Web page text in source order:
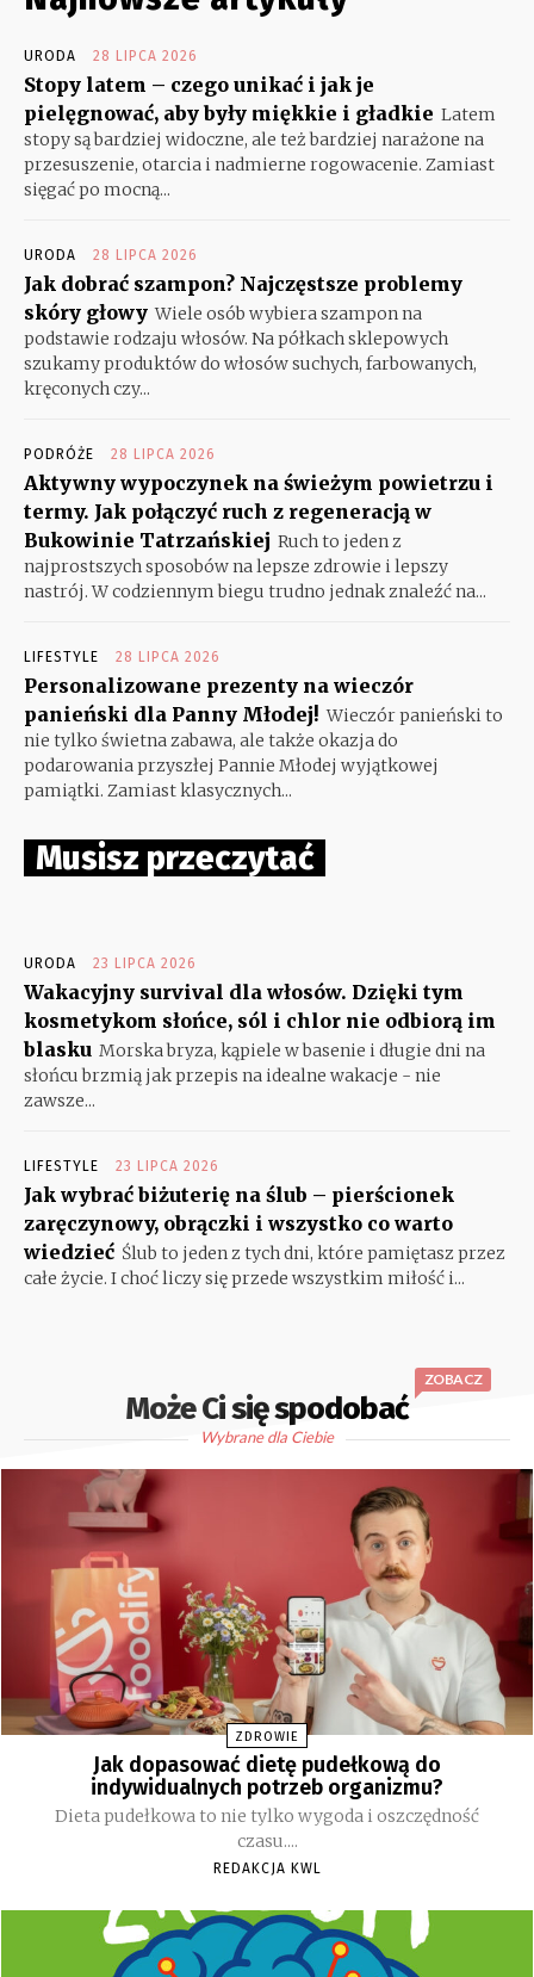
URODA 28 LIPCA 2026
Stopy latem – czego unikać i jak je
pielęgnować, aby były miękkie i gładkie Latem
stopy są bardziej widoczne, ale też bardziej narażone na
przesuszenie, otarcia i nadmierne rogowacenie. Zamiast
sięgać po mocną...
URODA 28 LIPCA 2026
Jak dobrać szampon? Najczęstsze problemy
skóry głowy Wiele osób wybiera szampon na
podstawie rodzaju włosów. Na półkach sklepowych
szukamy produktów do włosów suchych, farbowanych,
kręconych czy...
PODRÓŻE 28 LIPCA 2026
Aktywny wypoczynek na świeżym powietrzu i
termy. Jak połączyć ruch z regeneracją w
Bukowinie Tatrzańskiej Ruch to jeden z
najprostszych sposobów na lepsze zdrowie i lepszy
nastrój. W codziennym biegu trudno jednak znaleźć na...
LIFESTYLE 28 LIPCA 2026
Personalizowane prezenty na wieczór
panieński dla Panny Młodej! Wieczór panieński to
nie tylko świetna zabawa, ale także okazja do
podarowania przyszłej Pannie Młodej wyjątkowej
pamiątki. Zamiast klasycznych...
Musisz przeczytać
URODA 23 LIPCA 2026
Wakacyjny survival dla włosów. Dzięki tym
kosmetykom słońce, sól i chlor nie odbiorą im
blasku Morska bryza, kąpiele w basenie i długie dni na
słońcu brzmią jak przepis na idealne wakacje - nie
zawsze...
LIFESTYLE 23 LIPCA 2026
Jak wybrać biżuterię na ślub – pierścionek
zaręczynowy, obrączki i wszystko co warto
wiedzieć Ślub to jeden z tych dni, które pamiętasz przez
całe życie. I choć liczy się przede wszystkim miłość i...
Może Ci się spodobać
ZOBACZ
Wybrane dla Ciebie
ZDROWIE
Jak dopasować dietę pudełkową do
indywidualnych potrzeb organizmu?
Dieta pudełkowa to nie tylko wygoda i oszczędność
czasu....
REDAKCJA KWL